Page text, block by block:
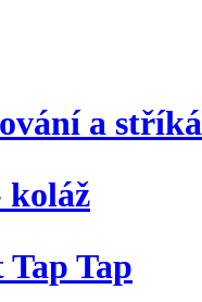
a
koláž
Tap